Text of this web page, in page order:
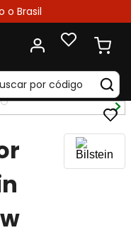
o Brasil
por código